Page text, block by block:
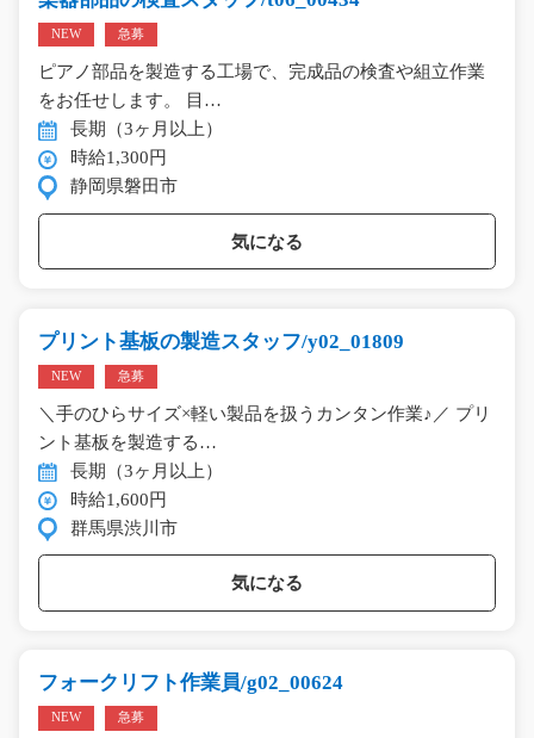
NEW 急募
ピアノ部品を製造する工場で、完成品の検査や組立作業
をお任せします。 目…
長期（3ヶ月以上）
時給1,300円
静岡県磐田市
気になる
プリント基板の製造スタッフ/y02_01809
NEW 急募
＼手のひらサイズ×軽い製品を扱うカンタン作業♪／ プリ
ント基板を製造する…
長期（3ヶ月以上）
時給1,600円
群馬県渋川市
気になる
フォークリフト作業員/g02_00624
NEW 急募